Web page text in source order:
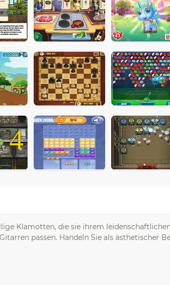
4
Klamotten, die sie ihrem
passen. Handeln Sie als ästhetischer